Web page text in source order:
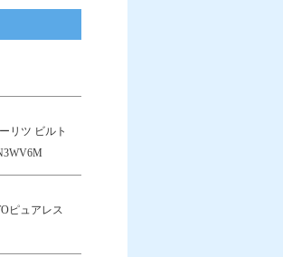
リツ ビルト
ピュアレス